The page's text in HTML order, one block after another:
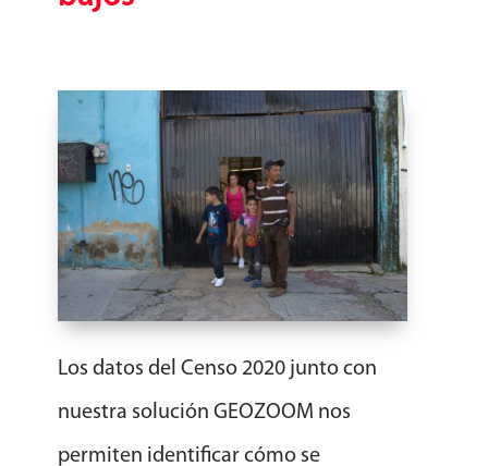
Los datos del Censo 2020 junto con
nuestra solución GEOZOOM nos
permiten identificar cómo se